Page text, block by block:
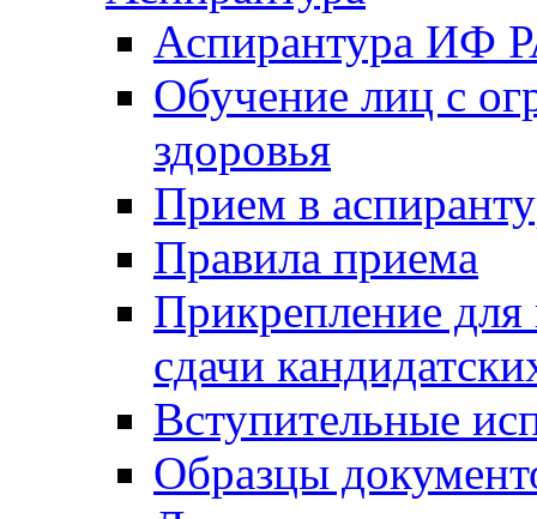
Аспирантура ИФ
Обучение лиц с
здоровья
Прием в
Правила приема
Прикрепление для
сдачи
Вступительные
Образцы